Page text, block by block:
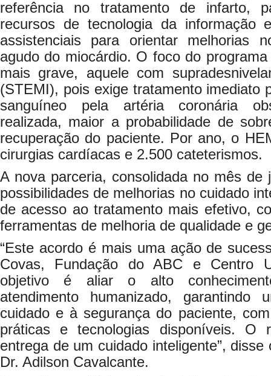
referência no tratamento de infarto,
recursos de tecnologia da informação
assistenciais para orientar melhorias
agudo do miocárdio. O foco do
mais grave, aquele com
(STEMI), pois exige tratamento imediato
sanguíneo pela artéria coronária
realizada, maior a probabilidade de
recuperação do paciente. Por ano, o
cirurgias cardíacas e 2.500 cateterismos.
A nova parceria, consolidada no mês de
possibilidades de melhorias no cuidado
de acesso ao tratamento mais efetivo,
ferramentas de melhoria de qualidade e
“Este acordo é mais uma ação de
Covas, Fundação do ABC e Centro
objetivo é aliar o alto
atendimento humanizado, garantindo
cuidado e à segurança do paciente,
práticas e tecnologias disponíveis. O
entrega de um cuidado inteligente”,
Dr. Adilson Cavalcante.